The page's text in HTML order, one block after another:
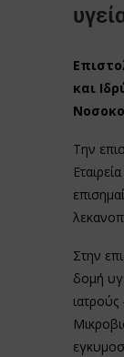
και
Την
Στην
δομή
ιατρούς